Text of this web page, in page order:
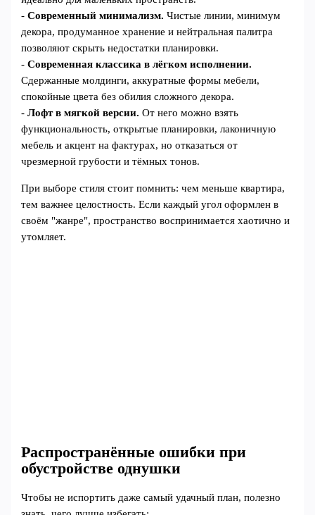
-Современный минимализм. Чистые линии, минимум
декора, продуманное хранение и нейтральная палитра
позволяют скрыть недостатки планировки.
-Современная классика в лёгком исполнении.
Сдержанные молдинги, аккуратные формы мебели,
спокойные цвета без обилия сложного декора.
-Лофт в мягкой версии. От него можно взять
функциональность, открытые планировки, лаконичную
мебель и акцент на фактурах, но отказаться от
чрезмерной грубости и тёмных тонов.
При выборе стиля стоит помнить: чем меньше квартира,
тем важнее целостность. Если каждый угол оформлен в
своём "жанре", пространство воспринимается хаотично и
утомляет.
Распространённые ошибки при
обустройстве однушки
Чтобы не испортить даже самый удачный план, полезно